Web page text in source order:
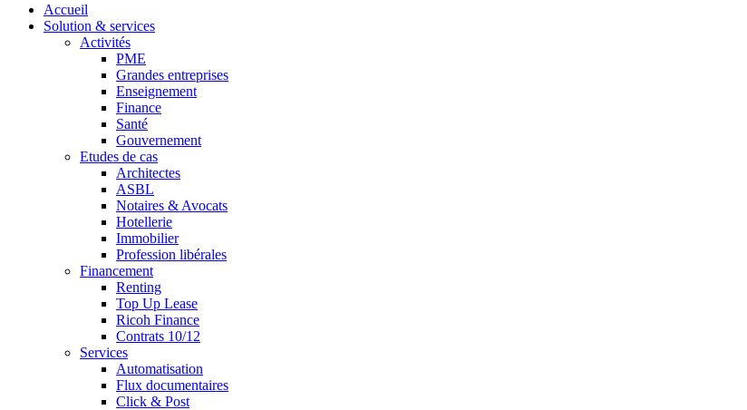
Accueil
Solution & services
Activités
PME
Grandes entreprises
Enseignement
Finance
Santé
Gouvernement
Etudes de cas
Architectes
ASBL
Notaires & Avocats
Hotellerie
Immobilier
Profession libérales
Financement
Renting
Top Up Lease
Ricoh Finance
Contrats 10/12
Services
Automatisation
Flux documentaires
Click & Post